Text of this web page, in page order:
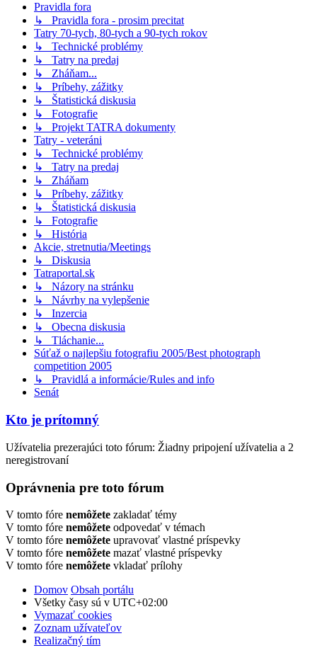
Pravidla fora
↳ Pravidla fora - prosim precitat
Tatry 70-tych, 80-tych a 90-tych rokov
↳ Technické problémy
↳ Tatry na predaj
↳ Zháňam...
↳ Príbehy, zážitky
↳ Štatistická diskusia
↳ Fotografie
↳ Projekt TATRA dokumenty
Tatry - veteráni
↳ Technické problémy
↳ Tatry na predaj
↳ Zháňam
↳ Príbehy, zážitky
↳ Štatistická diskusia
↳ Fotografie
↳ História
Akcie, stretnutia/Meetings
↳ Diskusia
Tatraportal.sk
↳ Názory na stránku
↳ Návrhy na vylepšenie
↳ Inzercia
↳ Obecna diskusia
↳ Tláchanie...
Súťaž o najlepšiu fotografiu 2005/Best photograph
competition 2005
↳ Pravidlá a informácie/Rules and info
Senát
Kto je prítomný
Užívatelia prezerajúci toto fórum: Žiadny pripojení užívatelia a 2
neregistrovaní
Oprávnenia pre toto fórum
V tomto fóre nemôžete zakladať témy
V tomto fóre nemôžete odpovedať v témach
V tomto fóre nemôžete upravovať vlastné príspevky
V tomto fóre nemôžete mazať vlastné príspevky
V tomto fóre nemôžete vkladať prílohy
Domov Obsah portálu
Všetky časy sú v UTC+02:00
Vymazať cookies
Zoznam užívateľov
Realizačný tím